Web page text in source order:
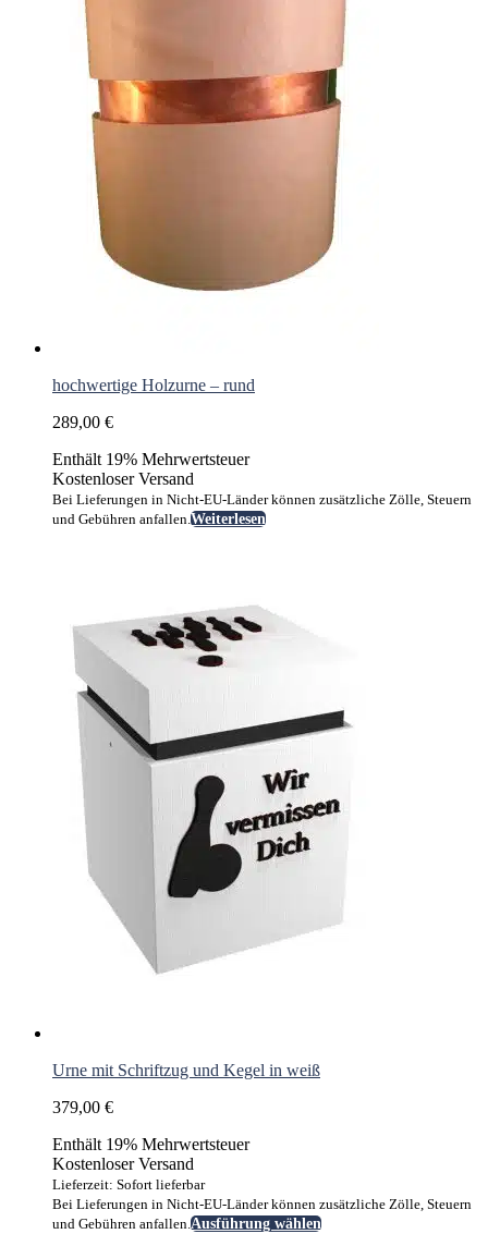
Produktseite
gewählt
werden
hochwertige Holzurne – rund
289,00 €
Enthält 19% Mehrwertsteuer
Kostenloser Versand
Bei Lieferungen in Nicht-EU-Länder können zusätzliche Zölle, Steuern
und Gebühren anfallen.Weiterlesen
Urne mit Schriftzug und Kegel in weiß
379,00 €
Enthält 19% Mehrwertsteuer
Kostenloser Versand
Lieferzeit: Sofort lieferbar
Bei Lieferungen in Nicht-EU-Länder können zusätzliche Zölle, Steuern
und Gebühren anfallen.Ausführung wählenDieses